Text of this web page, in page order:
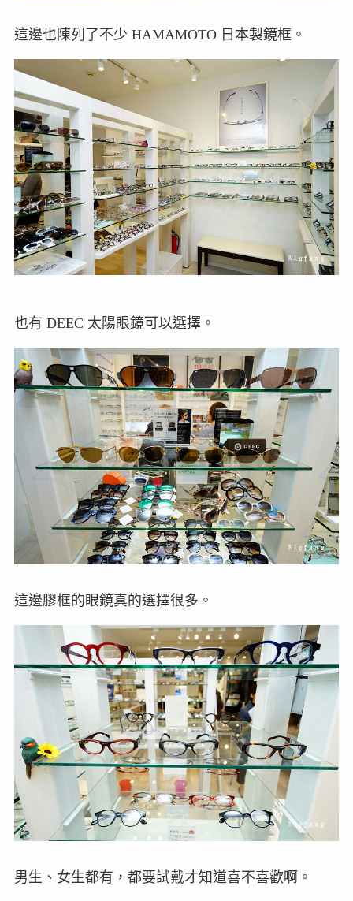
這邊也陳列了不少 HAMAMOTO 日本製鏡框。
也有 DEEC 太陽眼鏡可以選擇。
這邊膠框的眼鏡真的選擇很多。
男生、女生都有，都要試戴才知道喜不喜歡啊。